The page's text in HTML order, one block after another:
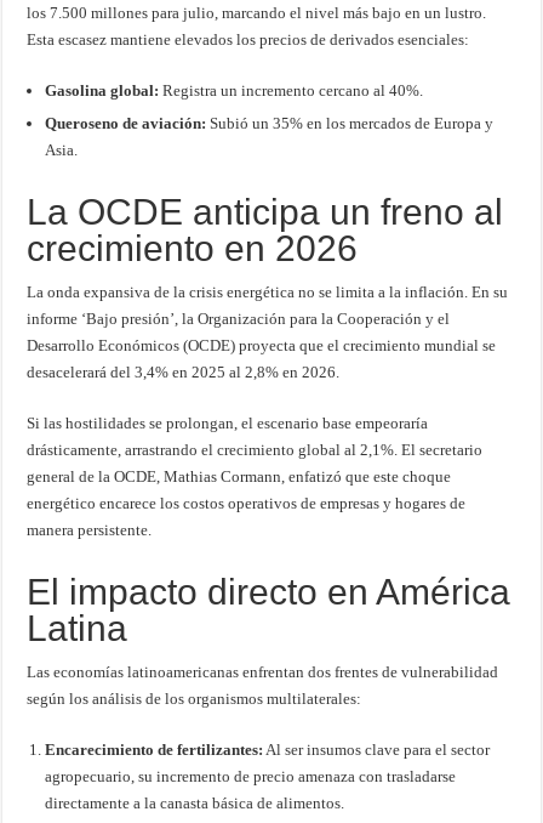
los 7.500 millones para julio, marcando el nivel más bajo en un lustro.
Esta escasez mantiene elevados los precios de derivados esenciales:
Gasolina global: Registra un incremento cercano al 40%.
Queroseno de aviación: Subió un 35% en los mercados de Europa y
Asia.
La OCDE anticipa un freno al
crecimiento en 2026
La onda expansiva de la crisis energética no se limita a la inflación. En su
informe ‘Bajo presión’, la Organización para la Cooperación y el
Desarrollo Económicos (OCDE) proyecta que el crecimiento mundial se
desacelerará del 3,4% en 2025 al 2,8% en 2026.
Si las hostilidades se prolongan, el escenario base empeoraría
drásticamente, arrastrando el crecimiento global al 2,1%. El secretario
general de la OCDE, Mathias Cormann, enfatizó que este choque
energético encarece los costos operativos de empresas y hogares de
manera persistente.
El impacto directo en América
Latina
Las economías latinoamericanas enfrentan dos frentes de vulnerabilidad
según los análisis de los organismos multilaterales:
Encarecimiento de fertilizantes: Al ser insumos clave para el sector
agropecuario, su incremento de precio amenaza con trasladarse
directamente a la canasta básica de alimentos.